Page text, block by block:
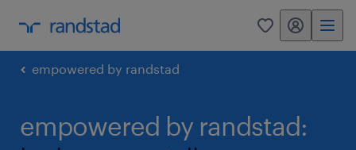
0 mitt randstad
empowered by randstad
empowered by randstad: